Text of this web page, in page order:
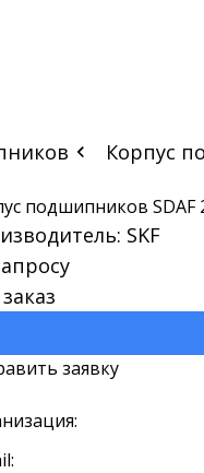
Корпус
подшипников SDAF
SKF
заявку